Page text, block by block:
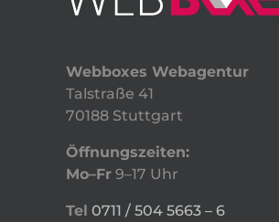
Webboxes Webagentur
Talstraße 41
70188 Stuttgart
Öffnungszeiten:
Mo–Fr 9–17 Uhr
Tel 0711 / 504 5663 – 6